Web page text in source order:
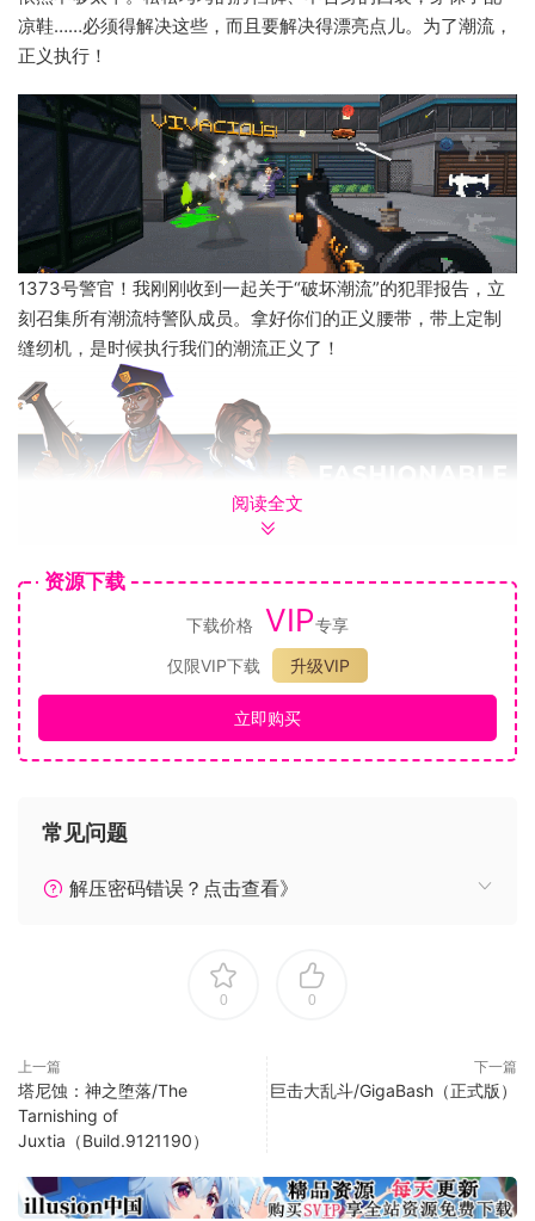
凉鞋……必须得解决这些，而且要解决得漂亮点儿。为了潮流，
正义执行！
1373号警官！我刚刚收到一起关于“破坏潮流”的犯罪报告，立
刻召集所有潮流特警队成员。拿好你们的正义腰带，带上定制
缝纫机，是时候执行我们的潮流正义了！
不管对手穿的是下垂的裤子，还是光污染服饰，与这群破
坏潮流的罪犯殊死搏斗
体验专门定制的武器库——比如说袜子地精
用尽一切手段在潮流之都特德波利斯闯荡，挖掘它背后的
与时尚界最强大、最邪恶的BOSS战斗
破解潮流犯罪者死灰复燃之谜，干掉身居高位的反派
扮演警官Des，通过缝纫、鞭笞、清洗和爆炸等手段，在时尚之
都特德波利斯闯荡。好好利用那些能“改变服饰”的武器，比如缝
阅读全文
资源下载
下载价格 VIP专享
仅限VIP下载
升级VIP
立即购买
常见问题
解压密码错误？点击查看》
0 0
上一篇
塔尼蚀：神之堕落/The
Tarnishing of
Juxtia（Build.9121190）
下一篇
巨击大乱斗/GigaBash（正式版）